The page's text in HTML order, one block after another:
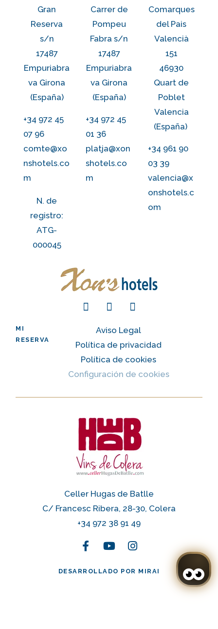
Gran
Reserva
s/n
17487
Empuriabra
va Girona
(España)
+34 972 45
07 96
comte@xo
nshotels.co
m
N. de
registro:
ATG-
000045
Carrer de
Pompeu
Fabra s/n
17487
Empuriabra
va Girona
(España)
+34 972 45
01 36
platja@xon
shotels.co
m
Comarques
del Pais
Valencià
151
46930
Quart de
Poblet
Valencia
(España)
+34 961 90
03 39
valencia@x
onshotels.c
om
MI
RESERVA
Aviso Legal
Política de privacidad
Política de cookies
Configuración de cookies
Celler Hugas de Batlle
C/ Francesc Ribera, 28-30, Colera
+34 972 38 91 49
DESARROLLADO POR MIRAI